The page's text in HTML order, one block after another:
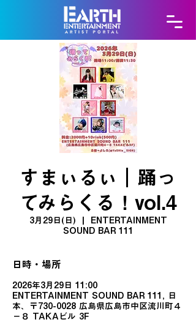
すまぃるぃ｜踊っ
てみらくる！vol.4
3月29日(日)
ENTERTAINMENT
SOUND BAR 111
日時・場所
2026年3月29日 11:00
ENTERTAINMENT SOUND BAR 111, 日
本、〒730-0028 広島県広島市中区流川町４
−８ TAKAビル 3F